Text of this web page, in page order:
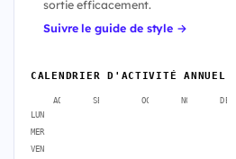
sortie efficacement.
Suivre le guide de style →
CALENDRIER D'ACTIVITÉ ANNUEL
AOÛT SEPT. OCT. NOV. DÉC.
LUN
MER
VEN